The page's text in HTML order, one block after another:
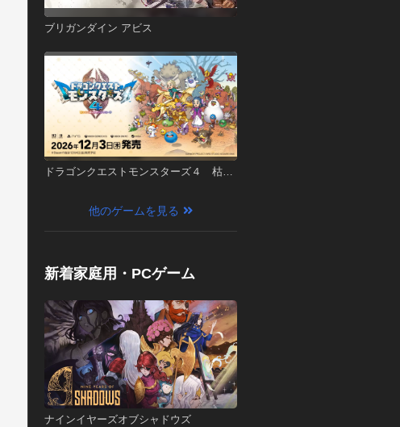
ブリガンダイン アビス
ドラゴンクエストモンスターズ４ 枯れ
他のゲームを見る
新着家庭用・PCゲーム
ナインイヤーズオブシャドウズ